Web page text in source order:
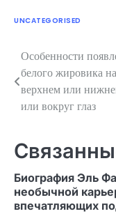
UNCATEGORISED
Навигация
по
записям
Особенности
белого жировика на
верхнем или
или вокруг глаз
Биография Эль
необычной
впечатляющих